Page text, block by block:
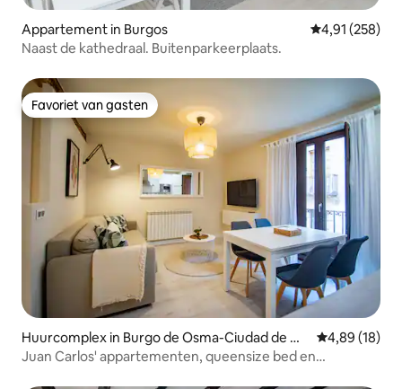
Appartement in Burgos Gemiddelde
4,91 (258)
Naast de kathedraal. Buitenparkeerplaats.
Favoriet van gasten
Favoriet van gasten
Huurcomplex in Burgo de Osma-Ciudad de Os
ma
Gemiddelde
4,89 (18)
Juan Carlos' appartementen, queensize bed en